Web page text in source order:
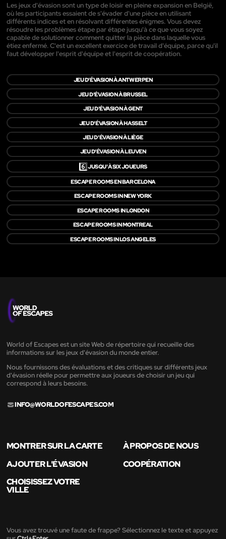
Les jeux d'évasion sont un type de loisir en pleine expansion en België,
où les participants essaient de s'évader d'une pièce en utilisant
différents indices et en résolvant différentes énigmes. Vous devez
résoudre les problèmes étape par étape jusqu'à ce que vous soyez
capable de solutionner comment quitter la pièce dans laquelle vous
étiez enfermé. C'est un excellent exercice de travail d'équipe, parce qu'il
faut développer l'esprit d'équipe et l'esprit de coopération.
JEU D'ÉVASION À ANTWERPEN
JEU D'ÉVASION À BRUSSEL
JEU D'ÉVASION À GENT
JEU D'ÉVASION À HASSELT
JEU D'ÉVASION À LIÈGE
JEU D'ÉVASION À LEUVEN
6️⃣JUSQU'À SIX JOUEURS
ESCAPE ROOMS EN BARCELONA
ESCAPE ROOMS IN NEW YORK
ESCAPE ROOMS IN LONDON
ESCAPE ROOMS IN MONTREAL
ESCAPE ROOMS IN LOS ANGELES
World of Escapes est un site Web de répertoire qui recueille des
informations sur les jeux d'évasion du monde entier.
Nous fournissons des évaluations et des critiques sur différents jeux
d'évasion réelle pour permettre aux joueurs de choisir un jeu qui
correspond à leurs besoins.
INFO@WORLDOFESCAPES.COM
MONTRER SUR LA CARTE
À PROPOS DE NOUS
AJOUTER L'ÉVASION
COOPÉRATION
CHOISISSEZ VOTRE
VILLE
Vous avez trouvé une faute de frappe? Sélectionnez le texte et appuyez